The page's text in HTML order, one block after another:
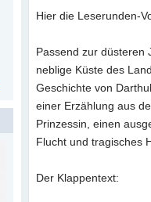
Hier die Leserunden-
Passend zur düsteren
neblige Küste des
Geschichte von
einer Erzählung aus
Prinzessin, einen
Flucht und tragisches
Der Klappentext: